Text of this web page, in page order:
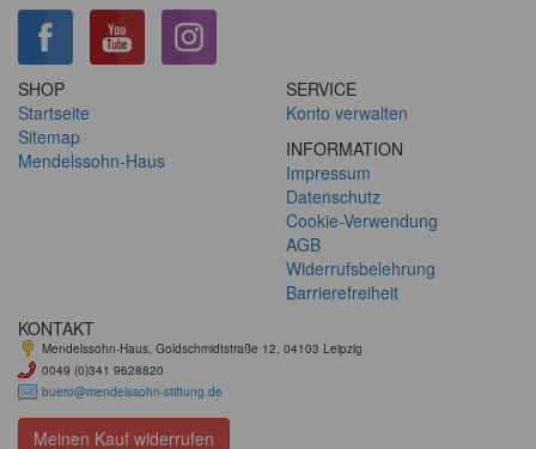
SHOP
Startseite
Sitemap
Mendelssohn-Haus
SERVICE
Konto verwalten
INFORMATION
Impressum
Datenschutz
Cookie-Verwendung
AGB
Widerrufsbelehrung
Barrierefreiheit
KONTAKT
Mendelssohn-Haus, Goldschmidtstraße 12, 04103 Leipzig
0049 (0)341 9628820
buero@mendelssohn-stiftung.de
Meinen Kauf widerrufen